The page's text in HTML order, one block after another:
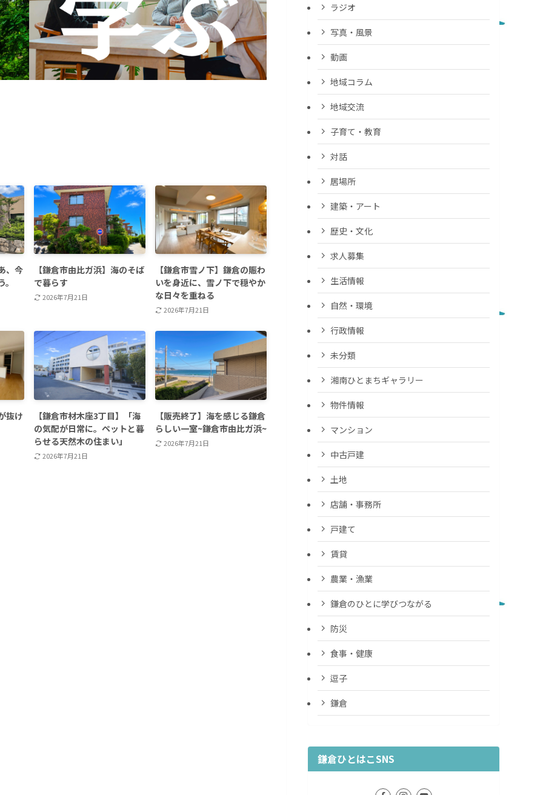
、今
【鎌倉市由比ガ浜】海のそば
で暮らす
2026年7月21日
【鎌倉市雪ノ下】鎌倉の賑わ
いを身近に、雪ノ下で穏やか
な日々を重ねる
2026年7月21日
抜け
【鎌倉市材木座3丁目】「海
の気配が日常に。ペットと暮
らせる天然木の住まい」
2026年7月21日
【販売終了】海を感じる鎌倉
らしい一室~鎌倉市由比ガ浜~
2026年7月21日
ラジオ
写真・風景
動画
地域コラム
地域交流
子育て・教育
対話
居場所
建築・アート
歴史・文化
求人募集
生活情報
自然・環境
行政情報
未分類
湘南ひとまちギャラリー
物件情報
マンション
中古戸建
土地
店舗・事務所
戸建て
賃貸
農業・漁業
鎌倉のひとに学びつながる
防災
食事・健康
逗子
鎌倉
鎌倉ひとはこSNS